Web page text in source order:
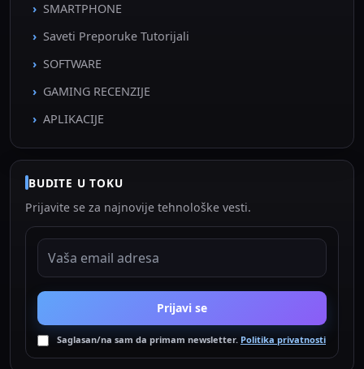
SMARTPHONE
Saveti Preporuke Tutorijali
SOFTWARE
GAMING RECENZIJE
APLIKACIJE
BUDITE U TOKU
Prijavite se za najnovije tehnološke vesti.
EMAIL ADRESA
Prijavi se
Saglasan/na sam da primam newsletter. Politika privatnosti